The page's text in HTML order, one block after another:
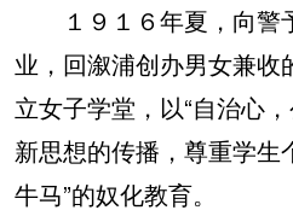
１９１６年夏，向警
业，回溆浦创办男女兼
立女子学堂，以“自治心
新思想的传播，尊重学生
牛马”的奴化教育。